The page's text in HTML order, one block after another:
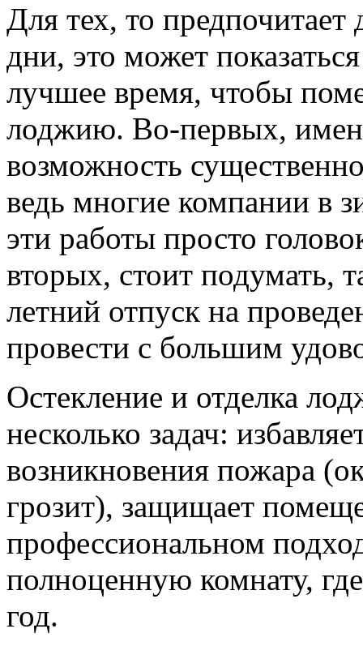
Для тех, то предпочитает
дни, это может
лучшее время, чтобы
лоджию. Во-первых,
возможность
ведь многие компании в
эти работы просто
вторых, стоит подумать,
летний отпуск на
провести с большим
Остекление и отделка
несколько задач:
возникновения пожара
грозит), защищает
профессиональном
полноценную комнату,
год.